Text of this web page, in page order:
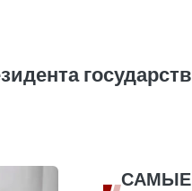
САМЫЕ